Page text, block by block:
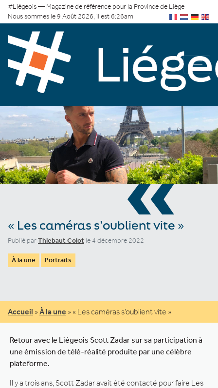
#Liégeois — Magazine de référence pour la Province de Liège
Nous sommes le 9 Août 2026, il est 6:26am
«
« Les caméras s’oublient vite »
Publié parThiebaut Colot le 4 décembre 2022
À la une Portraits
Accueil » À la une » « Les caméras s’oublient vite »
Retour avec le Liégeois Scott Zadar sur sa participation à
une émission de télé-réalité produite par une célèbre
plateforme.
Il y a trois ans, Scott Zadar avait été contacté pour faire Les